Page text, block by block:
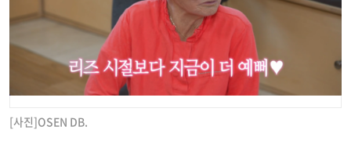
[사진]OSEN DB.